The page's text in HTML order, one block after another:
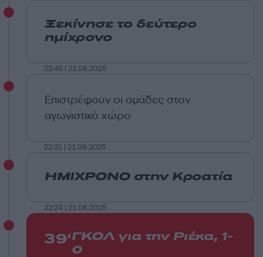
Ξεκίνησε το δεύτερο
ημίχρονο
22:45 | 21.08.2025
Επιστρέφουν οι ομάδες στον
αγωνιστικό χώρο
22:31 | 21.08.2025
ΗΜΙΧΡΟΝΟ στην Κροατία
22:24 | 21.08.2025
39'ΓΚΟΛ για την Ριέκα, 1-
0